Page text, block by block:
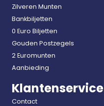
Zilveren Munten
Bankbiljetten
0 Euro Biljetten
Gouden Postzegels
2 Euromunten
Aanbieding
Klantenservice
Contact